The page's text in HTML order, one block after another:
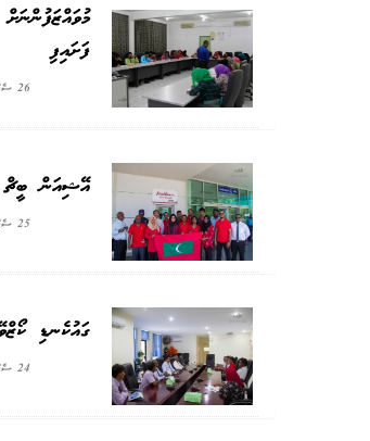
ފަށައިފި
26 ސެޕްޓެމްބަރ 2016
އޭޝިއަން ބީޗް
25 ސެޕްޓެމްބަރ 2016
ގައުކެނޑި
24 ސެޕްޓެމްބަރ 2016